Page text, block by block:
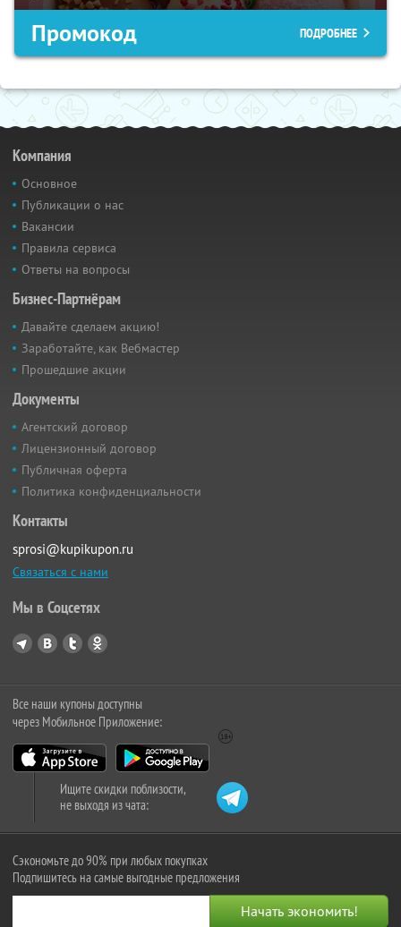
Промокод ПОДРОБНЕЕ
Компания
Основное
Публикации о нас
Вакансии
Правила сервиса
Ответы на вопросы
Бизнес-Партнёрам
Давайте сделаем акцию!
Заработайте, как Вебмастер
Прошедшие акции
Документы
Агентский договор
Лицензионный договор
Публичная оферта
Политика конфиденциальности
Контакты
sprosi@kupikupon.ru
Связаться с нами
Мы в Соцсетях
Все наши купоны доступны
через Мобильное Приложение:
Ищите скидки поблизости,
не выходя из чата:
Сэкономьте до 90% при любых покупках
Подпишитесь на самые выгодные предложения